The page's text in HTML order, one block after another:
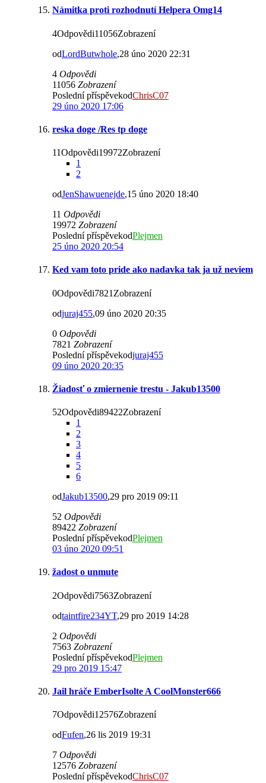
Námitka proti rozhodnutí Helpera Omg14
4Odpovědi11056Zobrazení
odLordButwhole,28 úno 2020 22:31
4 Odpovědi
11056 Zobrazení
Poslední příspěvekodChrisC07
29 úno 2020 17:06
reska doge /Res tp doge
11Odpovědi19972Zobrazení
1
2
odJenShawuenejde,15 úno 2020 18:40
11 Odpovědi
19972 Zobrazení
Poslední příspěvekodPlejmen
25 úno 2020 20:54
Ked vam toto pride ako nadavka tak ja už neviem
0Odpovědi7821Zobrazení
odjuraj455,09 úno 2020 20:35
0 Odpovědi
7821 Zobrazení
Poslední příspěvekodjuraj455
09 úno 2020 20:35
Žiadosť o zmiernenie trestu - Jakub13500
52Odpovědi89422Zobrazení
1
2
3
4
5
6
odJakub13500,29 pro 2019 09:11
52 Odpovědi
89422 Zobrazení
Poslední příspěvekodPlejmen
03 úno 2020 09:51
žadost o unmute
2Odpovědi7563Zobrazení
odtaintfire234YT,29 pro 2019 14:28
2 Odpovědi
7563 Zobrazení
Poslední příspěvekodPlejmen
29 pro 2019 15:47
Jail hráče EmberIsolte A CoolMonster666
7Odpovědi12576Zobrazení
odFufen,26 lis 2019 19:31
7 Odpovědi
12576 Zobrazení
Poslední příspěvekodChrisC07